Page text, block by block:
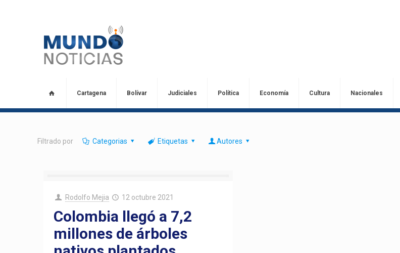
Cartagena Bolívar Judiciales Política Economía Cultura Nacionales
Filtrado por Categorias Etiquetas Autores
Rodolfo Mejia 12 octubre 2021
Colombia llegó a 7,2
millones de árboles